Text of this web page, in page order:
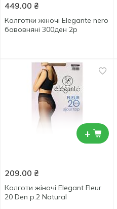
449.00 ₴
Колготки жіночі Elegante nero
бавовняні 300ден 2р
+
209.00 ₴
Колготи жіночі Elegant Fleur
20 Den р.2 Natural